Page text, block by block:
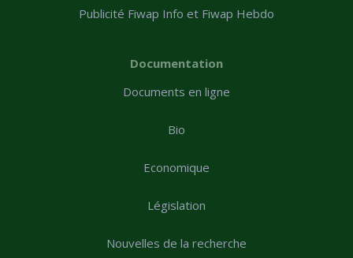
Publicité Fiwap Info et Fiwap Hebdo
Documentation
Documents en ligne
Bio
Economique
Législation
Nouvelles de la recherche